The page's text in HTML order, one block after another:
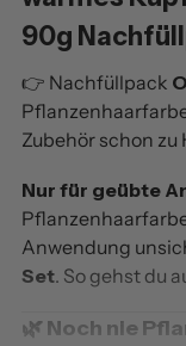
90g
👉 Nachfüllpack
Zubehör schon zu
Nur für geübte
Anwendung
Set. So gehst du
🌿 Noch nie